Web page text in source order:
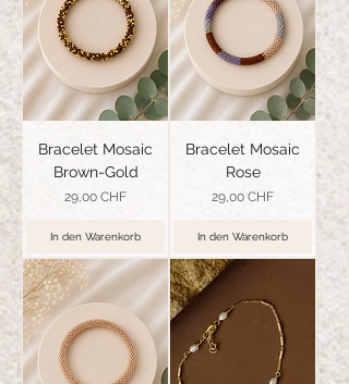
Bracelet Mosaic
Brown-Gold
Preis
29,00 CHF
In den Warenkorb
Bracelet Mosaic
Rose
Preis
29,00 CHF
In den Warenkorb